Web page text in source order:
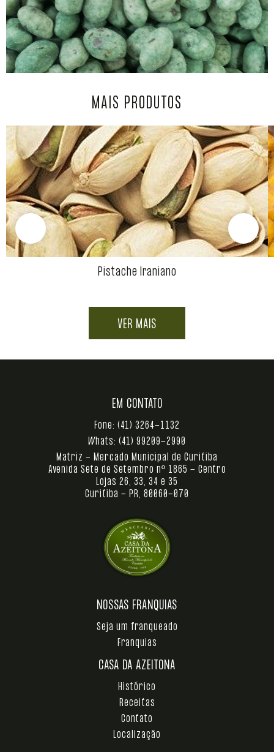
MAIS PRODUTOS
Pistache Iraniano
VER MAIS
CASA DA AZEITONA
Histórico
Receitas
Contato
Localização
NOSSAS FRANQUIAS
Seja um franqueado
Franquias
EM CONTATO
Fone: (41) 3264-1132
Whats: (41) 99209-2990
Matriz - Mercado Municipal de Curitiba
Avenida Sete de Setembro nº 1865 - Centro
Lojas 26, 33, 34 e 35
Curitiba - PR, 80060-070